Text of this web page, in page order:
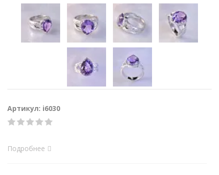
Артикул: i6030
Подробнее